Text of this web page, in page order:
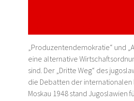
„Produzentendemokratie“ und
eine alternative
sind. Der „Dritte Weg“ des
die Debatten der internationalen
Moskau 1948 stand Jugoslawien